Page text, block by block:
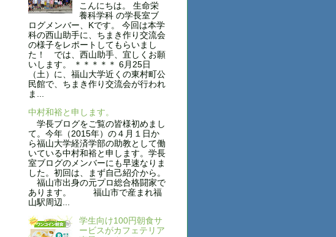
こんにちは。 生命栄
養科学科 の学長室ブ
ログメンバー、Kです。 今回は本学
科の西山助手に、ちまき作り交流会
の様子をレポートしてもらいまし
た！ では、西山助手、宜しくお願
いします。 ＊＊＊＊＊ 6月25日
（土）に、福山大学近くの東村町公
民館で、ちまき作り交流会が行われ
ま...
中村和裕と申します。
学長ブログをご覧の皆様初めまし
て。今年（2015年）の４月１日か
ら福山大学経済学部の助教として働
いている中村和裕と申します。学長
室ブログのメンバーにも早速なりま
した。初回は、まず自己紹介から。
福山市出身の元プロ総合格闘家で
あります。 福山市で産まれ福
山駅周辺...
学生向け100円朝食サ
ービスがカフェテリア